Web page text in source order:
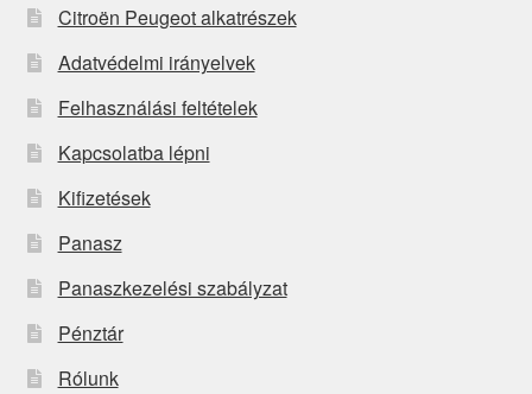
Citroën Peugeot alkatrészek
Adatvédelmi irányelvek
Felhasználási feltételek
Kapcsolatba lépni
Kifizetések
Panasz
Panaszkezelési szabályzat
Pénztár
Rólunk